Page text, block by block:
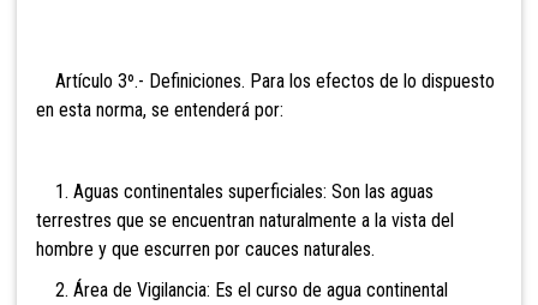
Artículo 3º.- Definiciones. Para los efectos de lo dispuesto
en esta norma, se entenderá por:
1. Aguas continentales superficiales: Son las aguas
terrestres que se encuentran naturalmente a la vista del
hombre y que escurren por cauces naturales.
2. Área de Vigilancia: Es el curso de agua continental